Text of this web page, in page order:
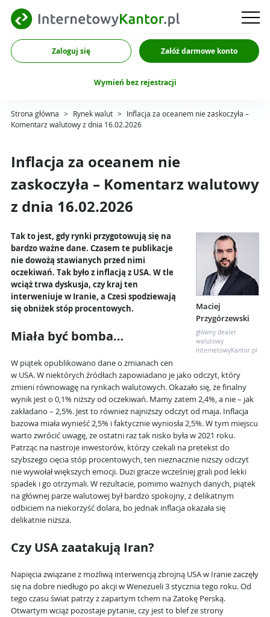
Zaloguj się Załóż darmowe konto
Wymień bez rejestracji
Strona główna > Rynek walut > Inflacja za oceanem nie zaskoczyła –
Komentarz walutowy z dnia 16.02.2026
Inflacja za oceanem nie
zaskoczyła – Komentarz walutowy
z dnia 16.02.2026
Maciej
Przygórzewski
główny dealer
walutowy
InternetowyKantor.pl
Tak to jest, gdy rynki przygotowują się na
bardzo ważne dane. Czasem te publikacje
nie dowożą stawianych przed nimi
oczekiwań. Tak było z inflacją z USA. W tle
wciąż trwa dyskusja, czy kraj ten
interweniuje w Iranie, a Czesi spodziewają
się obniżek stóp procentowych.
Miała być bomba…
W piątek opublikowano dane o zmianach cen
w USA. W niektórych źródłach zapowiadano je jako odczyt, który
zmieni równowagę na rynkach walutowych. Okazało się, że finalny
wynik jest o 0,1% niższy od oczekiwań. Mamy zatem 2,4%, a nie – jak
zakładano – 2,5%. Jest to również najniższy odczyt od maja. Inflacja
bazowa miała wynieść 2,5% i faktycznie wyniosła 2,5%. W tym miejscu
warto zwrócić uwagę, że ostatni raz tak nisko była w 2021 roku.
Patrząc na nastroje inwestorów, którzy czekali na pretekst do
szybszego cięcia stóp procentowych, ten nieznacznie niższy odczyt
nie wywołał większych emocji. Duzi gracze wcześniej grali pod lekki
spadek i go otrzymali. W rezultacie, pomimo ważnych danych, piątek
na głównej parze walutowej był bardzo spokojny, z delikatnym
odbiciem na niekorzyść dolara, bo jednak inflacja okazała się
delikatnie niższa.
Czy USA zaatakują Iran?
Napięcia związane z możliwą interwencją zbrojną USA w Iranie zaczęły
się na dobre niedługo po akcji w Wenezueli 3 stycznia tego roku. Od
tego czasu świat patrzy z zapartym tchem na Zatokę Perską.
Otwartym wciąż pozostaje pytanie, czy jest to blef ze strony